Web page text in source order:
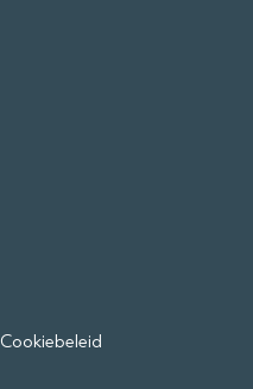
Cookiebeleid